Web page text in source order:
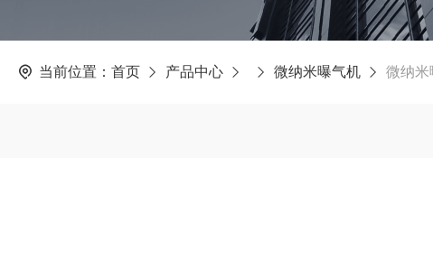
当前位置： 首页 产品中心 微纳米曝气机 微纳米